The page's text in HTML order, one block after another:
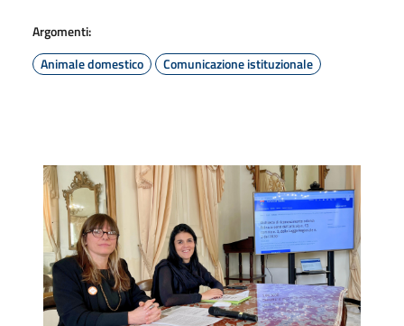
Argomenti:
Animale domestico
Comunicazione istituzionale